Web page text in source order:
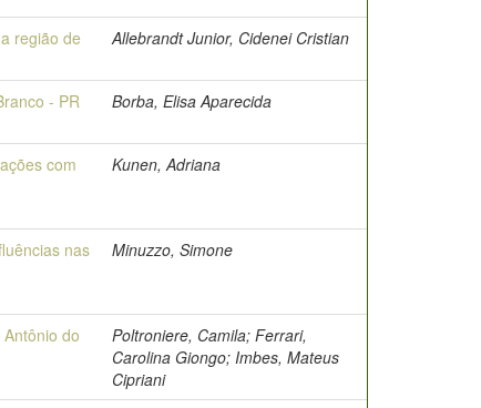
região de
Allebrandt Junior, Cidenei Cristian
- PR Borba, Elisa Aparecida
com
Kunen, Adriana
nas
Minuzzo, Simone
do
Poltroniere, Camila; Ferrari,
Carolina Giongo; Imbes, Mateus
Cipriani